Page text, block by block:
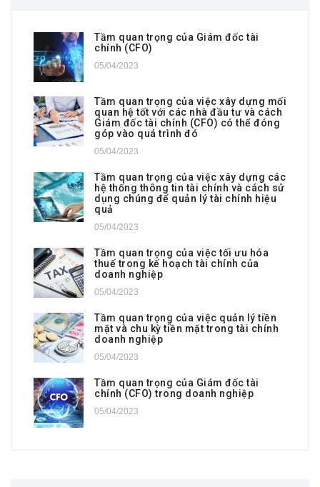
Tầm quan trọng của Giám đốc tài
chính (CFO)
05/04/2023
Tầm quan trọng của việc xây dựng mối
quan hệ tốt với các nhà đầu tư và cách
Giám đốc tài chính (CFO) có thể đóng
góp vào quá trình đó
05/04/2023
Tầm quan trọng của việc xây dựng các
hệ thống thông tin tài chính và cách sử
dụng chúng để quản lý tài chính hiệu
quả
05/04/2023
Tầm quan trọng của việc tối ưu hóa
thuế trong kế hoạch tài chính của
doanh nghiệp
05/04/2023
Tầm quan trọng của việc quản lý tiền
mặt và chu kỳ tiền mặt trong tài chính
doanh nghiệp
05/04/2023
Tầm quan trọng của Giám đốc tài
chính (CFO) trong doanh nghiệp
05/04/2023